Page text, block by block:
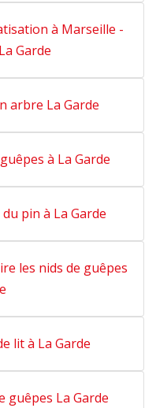
à Marseille -
Garde
arbre La Garde
à La Garde
pin à La Garde
les nids de guêpes
lit à La Garde
guêpes La Garde